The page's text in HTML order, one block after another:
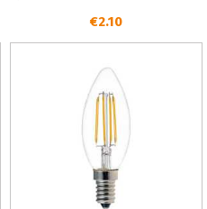
€2.10